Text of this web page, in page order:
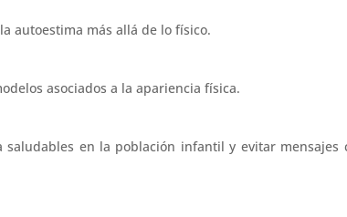
autoestima más allá de lo físico.
asociados a la apariencia física.
saludables en la población infantil y evitar mensajes